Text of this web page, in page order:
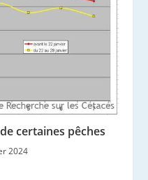
certaines pêches
2024